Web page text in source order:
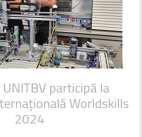
UNITBV participă la
Worldskills
2024